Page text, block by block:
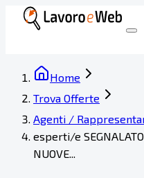
Home
Trova Offerte
Agenti /
esperti/e
NUOVE...